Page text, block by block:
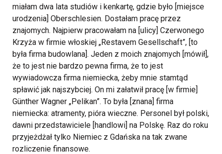
miałam dwa lata studiów i kenkartę, gdzie było [miejsce
urodzenia] Oberschlesien. Dostałam pracę przez
znajomych. Najpierw pracowałam na [ulicy] Czerwonego
Krzyża w firmie włoskiej „Restavem Gesellschaft”, [to
była firma budowlana]. Jeden z moich znajomych [mówił],
że to jest nie bardzo pewna firma, że to jest
wywiadowcza firma niemiecka, żeby mnie stamtąd
spławić jak najszybciej. On mi załatwił pracę [w firmie]
Günther Wagner „Pelikan”. To była [znana] firma
niemiecka: atramenty, pióra wieczne. Personel był polski,
dawni przedstawiciele [handlowi] na Polskę. Raz do roku
przyjeżdżał tylko Niemiec z Gdańska na tak zwane
rozliczenie finansowe.